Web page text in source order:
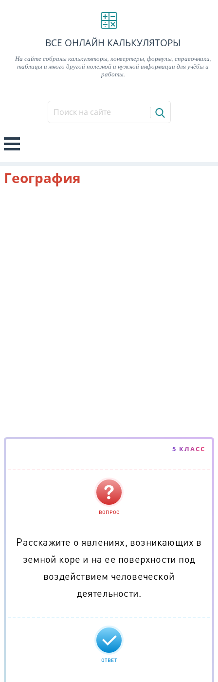
ВСЕ ОНЛАЙН КАЛЬКУЛЯТОРЫ
На сайте собраны калькуляторы, конвертеры, формулы, справочники,
таблицы и много другой полезной и нужной информации для учёбы и
работы.
География
5 КЛАСС
ВОПРОС
Расскажите о явлениях, возникающих в
земной коре и на ее поверхности под
воздействием человеческой
деятельности.
ОТВЕТ